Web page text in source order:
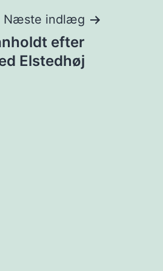
Næste indlæg
efter
Elstedhøj